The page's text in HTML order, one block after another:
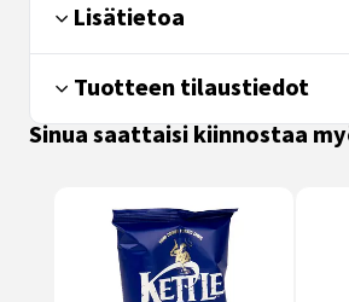
Lisätietoa
Tuotteen tilaustiedot
Sinua saattaisi kiinnostaa